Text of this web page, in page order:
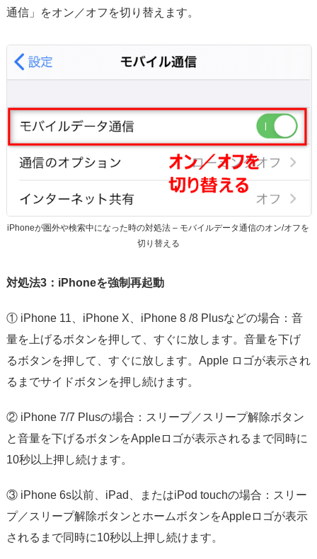
通信」をオン／オフを切り替えます。
iPhoneが圏外や検索中になった時の対処法 – モバイルデータ通信のオン/オフを
切り替える
対処法3：iPhoneを強制再起動
① iPhone 11、iPhone X、iPhone 8 /8 Plusなどの場合：音
量を上げるボタンを押して、すぐに放します。音量を下げ
るボタンを押して、すぐに放します。Apple ロゴが表示され
るまでサイドボタンを押し続けます。
② iPhone 7/7 Plusの場合：スリープ／スリープ解除ボタン
と音量を下げるボタンをAppleロゴが表示されるまで同時に
10秒以上押し続けます。
③ iPhone 6s以前、iPad、またはiPod touchの場合：スリー
プ／スリープ解除ボタンとホームボタンをAppleロゴが表示
されるまで同時に10秒以上押し続けます。